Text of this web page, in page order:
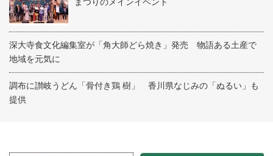
深大寺食文化編集室が「角大師どら焼き」発売 物語ある土産で
地域を元気に
調布に讃岐うどん「骨付き鶏 樹」 香川県なじみの「ぬるい」も
提供